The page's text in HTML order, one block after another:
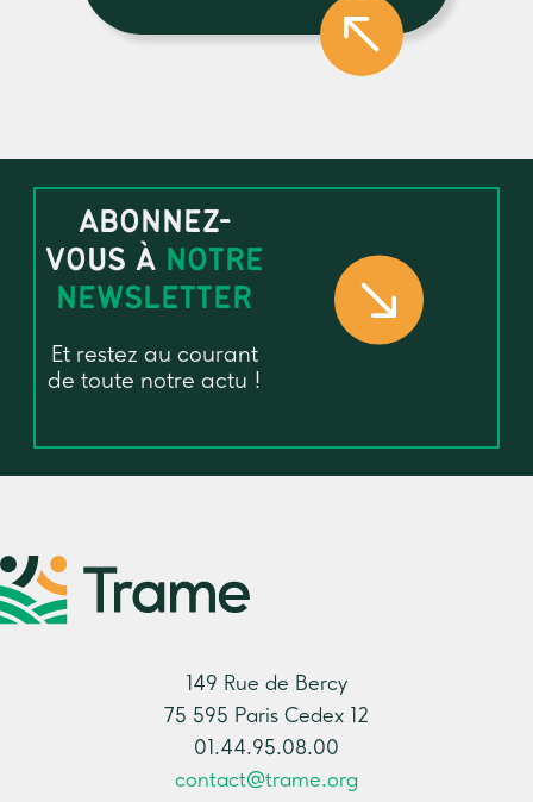
ABONNEZ-
VOUS À NOTRE
NEWSLETTER
Et restez au courant
de toute notre actu !
149 Rue de Bercy
75 595 Paris Cedex 12
01.44.95.08.00
contact@trame.org